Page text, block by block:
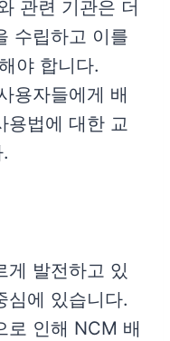
관련 기관은 더
수립하고 이를
야 합니다.
용자들에게 배
용법에 대한 교
게 발전하고 있
심에 있습니다.
로 인해 NCM 배